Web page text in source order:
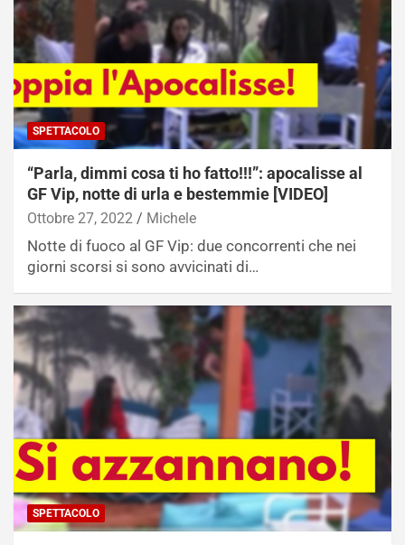
SPETTACOLO
“Parla, dimmi cosa ti ho fatto!!!”: apocalisse al
GF Vip, notte di urla e bestemmie [VIDEO]
Ottobre 27, 2022 Michele
Notte di fuoco al GF Vip: due concorrenti che nei
giorni scorsi si sono avvicinati di…
SPETTACOLO